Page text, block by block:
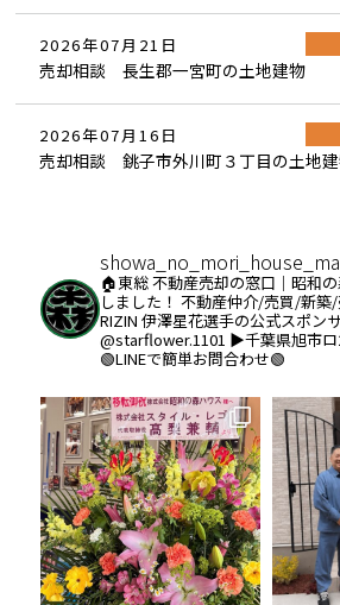
2026年07月21日
売却相談 長生郡一宮町の土地建物
2026年07月16日
売却相談 銚子市外川町３丁目の土地
🏠東総 不動産売却の窓口｜昭和
しました！ 不動産仲介/売買/新築
RIZIN 伊澤星花選手の公式スポン
@starflower.1101 ▶︎千葉県旭市ロ
🟢LINEで簡単お問合わせ🟢